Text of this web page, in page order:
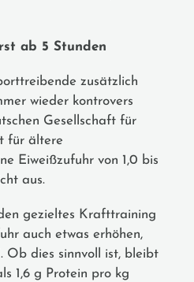
ab 5 Stunden
zusätzlich
wieder kontrovers
Gesellschaft für
für ältere
Eiweißzufuhr von 1,0 bis
aus.
gezieltes Krafttraining
auch etwas erhöhen,
Ob dies sinnvoll ist, bleibt
1,6 g Protein pro kg